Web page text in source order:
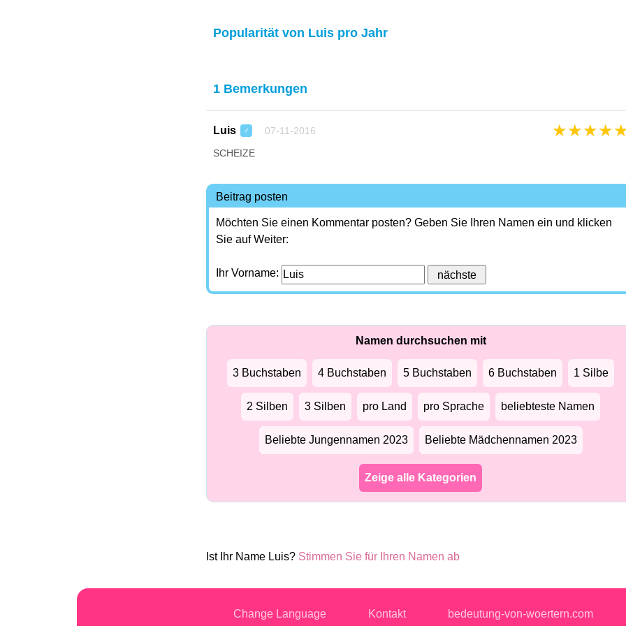
Popularität von Luis pro Jahr
1 Bemerkungen
Luis ♂ 07-11-2016 ★★★★
SCHEIZE
Beitrag posten
Möchten Sie einen Kommentar posten? Geben Sie Ihren Namen ein und klicken
Sie auf Weiter:
Ihr Vorname:
Namen durchsuchen mit
3 Buchstaben 4 Buchstaben 5 Buchstaben 6 Buchstaben 1 Silbe
2 Silben 3 Silben pro Land pro Sprache beliebteste Namen
Beliebte Jungennamen 2023 Beliebte Mädchennamen 2023
Zeige alle Kategorien
Ist Ihr Name Luis? Stimmen Sie für Ihren Namen ab
Change Language Kontakt bedeutung-von-woertern.com